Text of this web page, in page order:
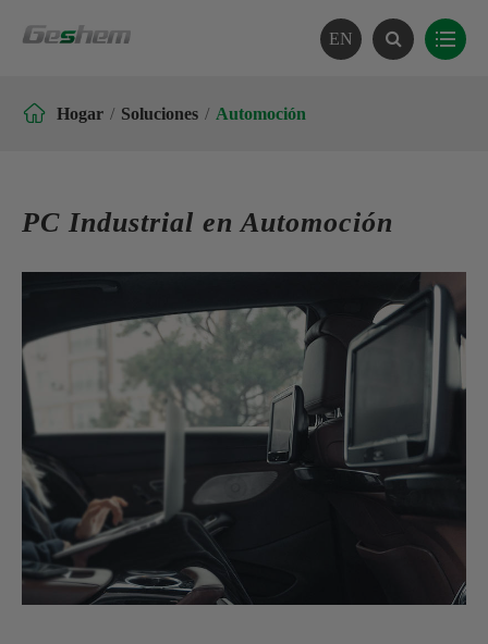
EN
 Hogar Soluciones Automoción
PC Industrial en Automoción